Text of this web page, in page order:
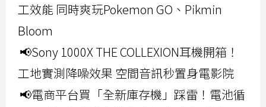
工效能 同時爽玩Pokemon GO、Pikmin
Bloom
📢Sony 1000X THE COLLEXION耳機開箱！
工地實測降噪效果 空間音訊秒置身電影院
📢電商平台買「全新庫存機」踩雷！電池循